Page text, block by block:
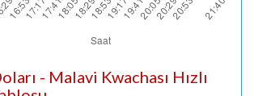
- Malavi Kwachası Hızlı